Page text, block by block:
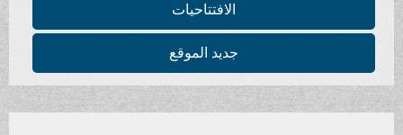
الافتتاحيات
جديد الموقع